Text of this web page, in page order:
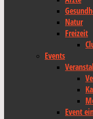
Natur
Freizeit
Events
Event